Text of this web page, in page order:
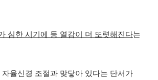
심한 시기에 등 열감이 더 또렷해진다는
율신경 조절과 맞닿아 있다는 단서가